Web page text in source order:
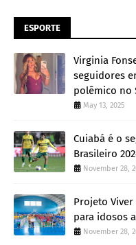
ESPORTE
Virginia
seguidores
polêmico no
May 13, 2025
Cuiabá é o
Brasileiro
November 28,
Projeto
para idosos
November 28,